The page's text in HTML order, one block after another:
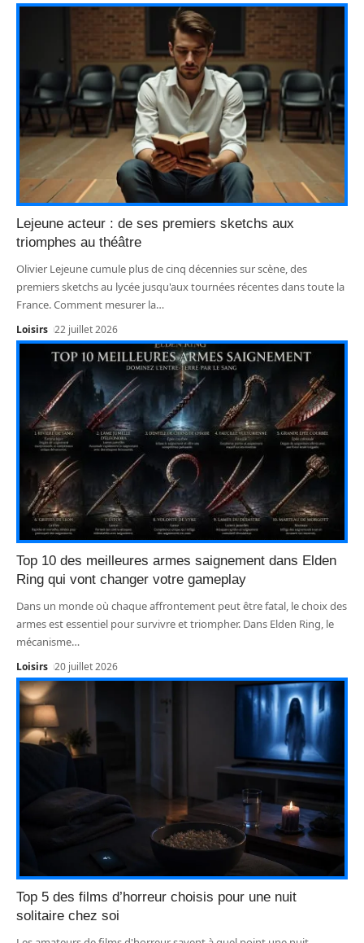
Lejeune acteur : de ses premiers sketchs aux
triomphes au théâtre
Olivier Lejeune cumule plus de cinq décennies sur scène, des
premiers sketchs au lycée jusqu'aux tournées récentes dans toute la
France. Comment mesurer la…
Loisirs 22 juillet 2026
Top 10 des meilleures armes saignement dans Elden
Ring qui vont changer votre gameplay
Dans un monde où chaque affrontement peut être fatal, le choix des
armes est essentiel pour survivre et triompher. Dans Elden Ring, le
mécanisme…
Loisirs 20 juillet 2026
Top 5 des films d’horreur choisis pour une nuit
solitaire chez soi